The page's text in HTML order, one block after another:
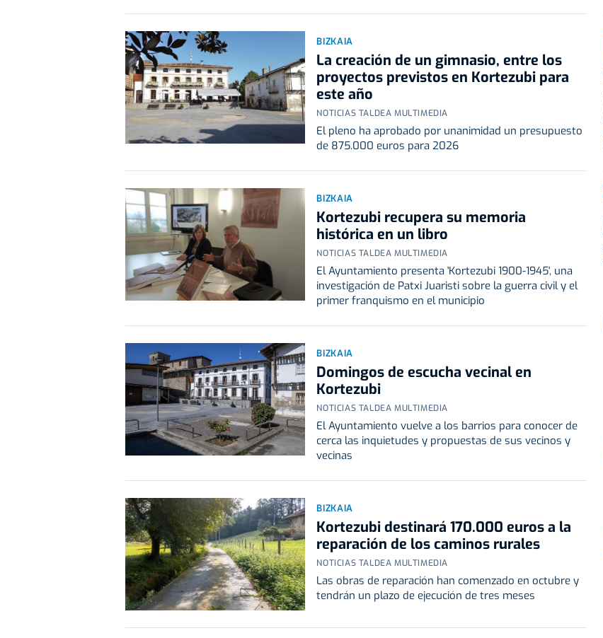
BIZKAIA
La creación de un gimnasio, entre los
proyectos previstos en Kortezubi para
este año
NOTICIAS TALDEA MULTIMEDIA
El pleno ha aprobado por unanimidad un presupuesto
de 875.000 euros para 2026
BIZKAIA
Kortezubi recupera su memoria
histórica en un libro
NOTICIAS TALDEA MULTIMEDIA
El Ayuntamiento presenta 'Kortezubi 1900-1945', una
investigación de Patxi Juaristi sobre la guerra civil y el
primer franquismo en el municipio
BIZKAIA
Domingos de escucha vecinal en
Kortezubi
NOTICIAS TALDEA MULTIMEDIA
El Ayuntamiento vuelve a los barrios para conocer de
cerca las inquietudes y propuestas de sus vecinos y
vecinas
BIZKAIA
Kortezubi destinará 170.000 euros a la
reparación de los caminos rurales
NOTICIAS TALDEA MULTIMEDIA
Las obras de reparación han comenzado en octubre y
tendrán un plazo de ejecución de tres meses